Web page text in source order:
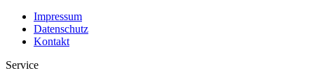
Impressum
Datenschutz
Kontakt
Service